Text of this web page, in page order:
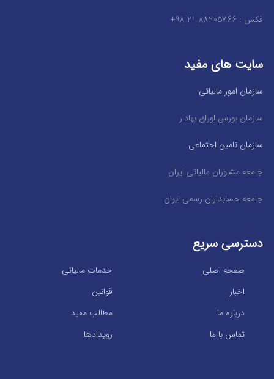
فکس : 88205766 21 98+
سایت های مفید
سازمان امور مالیاتی
سازمان بورس اوراق بهادار
سازمان تامین اجتماعی
جامعه مشاوران مالیاتی ایران
جامعه حسابداران رسمی ایران
دسترسی سریع
خدمات مالیاتی
صفحه اصلی
قوانین
اخبار
مطالب مفید
درباره ما
رویدادها
تماس با ما